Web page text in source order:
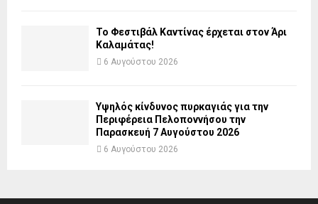
Το Φεστιβάλ Καντίνας έρχεται στον Άρι
Καλαμάτας!
6 Αυγούστου 2026
Υψηλός κίνδυνος πυρκαγιάς για την
Περιφέρεια Πελοποννήσου την
Παρασκευή 7 Αυγούστου 2026
6 Αυγούστου 2026